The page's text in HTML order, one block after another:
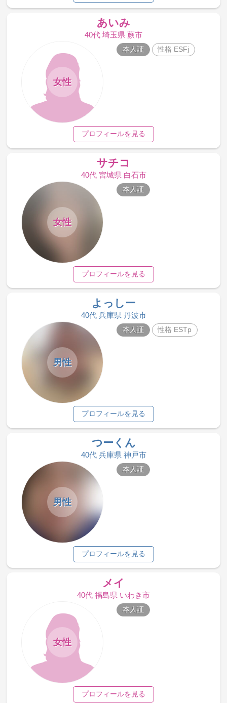
あいみ
40代 埼玉県 蕨市
女性
本人証 性格 ESFj
プロフィールを見る
サチコ
40代 宮城県 白石市
女性
本人証
プロフィールを見る
よっしー
40代 兵庫県 丹波市
男性
本人証 性格 ESTp
プロフィールを見る
つーくん
40代 兵庫県 神戸市
男性
本人証
プロフィールを見る
メイ
40代 福島県 いわき市
女性
本人証
プロフィールを見る